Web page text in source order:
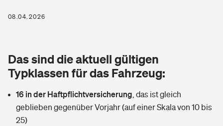
Zur Übersicht
Tools
Wer versichert was: Jetzt Versicherer finden
Glasversicherung
Mietkautionsversicherung
Kinderunfall­ver­si­che­rung
Kinderinvalidität
Private Krankenversicherung
Dread-Disease-Versicherung
Tierkrankenversicherung
Zur Übersicht
08.04.2026
Das sind die aktuell gültigen
Typklassen für das Fahrzeug:
16 in der Haftpflichtversicherung das ist gleich
geblieben gegenüber Vorjahr (auf einer Skala von 10 bis
25)